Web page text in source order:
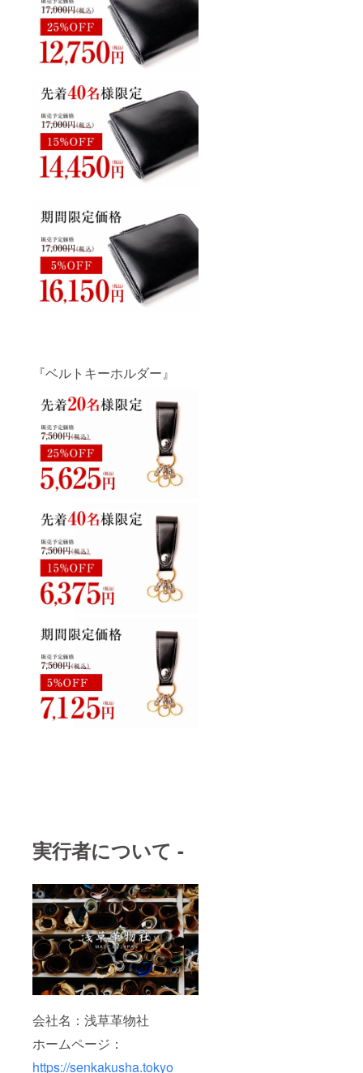
『ベルトキーホルダー』
実行者について -
会社名：浅草革物社
ホームページ：
https://senkakusha.tokyo